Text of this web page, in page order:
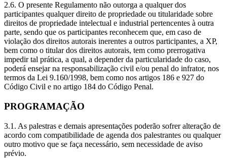
2.6. O presente Regulamento não outorga a qualquer dos
participantes qualquer direito de propriedade ou titularidade sobre
direitos de propriedade intelectual e industrial pertencentes à outra
parte, sendo que os participantes reconhecem que, em caso de
violação dos direitos autorais inerentes a outros participantes, a XP,
bem como o titular dos direitos autorais, tem como prerrogativa
impedir tal prática, a qual, a depender da particularidade do caso,
poderá ensejar na responsabilização civil e/ou penal do infrator, nos
termos da Lei 9.160/1998, bem como nos artigos 186 e 927 do
Código Civil e no artigo 184 do Código Penal.
PROGRAMAÇÃO
3.1. As palestras e demais apresentações poderão sofrer alteração de
acordo com compatibilidade de agenda dos palestrantes ou qualquer
outro motivo que se faça necessário, sem necessidade de aviso
prévio.